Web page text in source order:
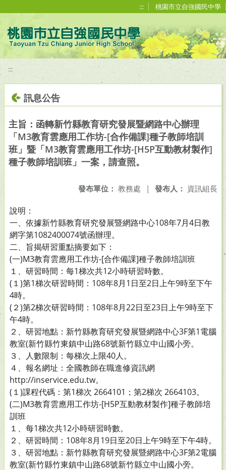
::: 桃園市立自強國民中學
:::
訊息公告
主旨：函轉新竹縣教育研究發展暨網路中心辦理
「M3教育雲應用工作坊-[合作備課]種子教師培訓
班」暨「M3教育雲應用工作坊-[H5P互動教材製作]
種子教師培訓班」一案，請查照。
發布人： 資訊組長
發布單位： 教務處 |
說明：
一、依據新竹縣教育研究發展暨網路中心108年7月4日教
網字第1082400074號函辦理。
二、旨揭研習重點摘要如下：
(一)M3教育雲應用工作坊-[合作備課]種子教師培訓班
１、研習時間：每1梯次共12小時研習時數。
(１)第1梯次研習時間：108年8月1日至2日上午9時至下午
4時。
(２)第2梯次研習時間：108年8月22日至23日上午9時至下
午4時。
２、研習地點：新竹縣教育研究發展暨網路中心3F第1電腦
教室(新竹縣竹東鎮中山路68號新竹縣立中山國小旁。
３、人數限制：每梯次上限40人。
４、報名網址：全國教師在職進修資訊網
http://inservice.edu.tw。
(１)課程代碼：第1梯次 2664101；第2梯次 2664103。
(二)M3教育雲應用工作坊-[H5P互動教材製作]種子教師培
訓班
１、每1梯次共12小時研習時數。
２、研習時間：108年8月19日至20日上午9時至下午4時。
３、研習地點：新竹縣教育研究發展暨網路中心3F第2電腦
教室(新竹縣竹東鎮中山路68號新竹縣立中山國小旁。